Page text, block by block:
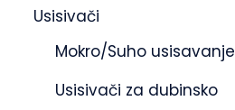
Usisivači
Mokro/Suho usisavanje
Usisivači za dubinsko